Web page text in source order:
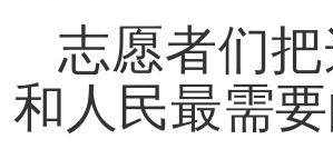
志愿者们
和人民最需